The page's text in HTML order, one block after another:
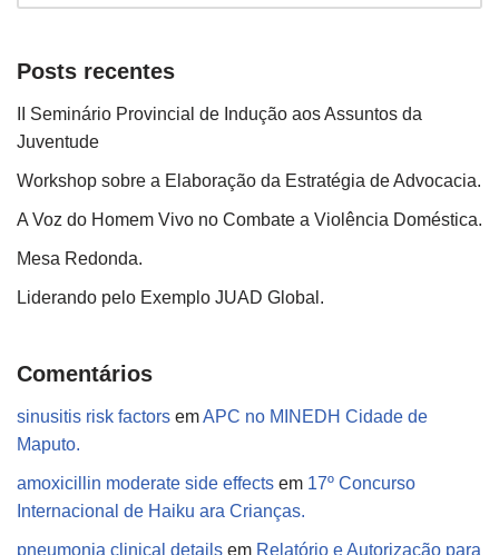
Posts recentes
II Seminário Provincial de Indução aos Assuntos da
Juventude
Workshop sobre a Elaboração da Estratégia de Advocacia.
A Voz do Homem Vivo no Combate a Violência Doméstica.
Mesa Redonda.
Liderando pelo Exemplo JUAD Global.
Comentários
sinusitis risk factors emAPC no MINEDH Cidade de
Maputo.
amoxicillin moderate side effects em 17º Concurso
Internacional de Haiku ara Crianças.
pneumonia clinical details em Relatório e Autorização para